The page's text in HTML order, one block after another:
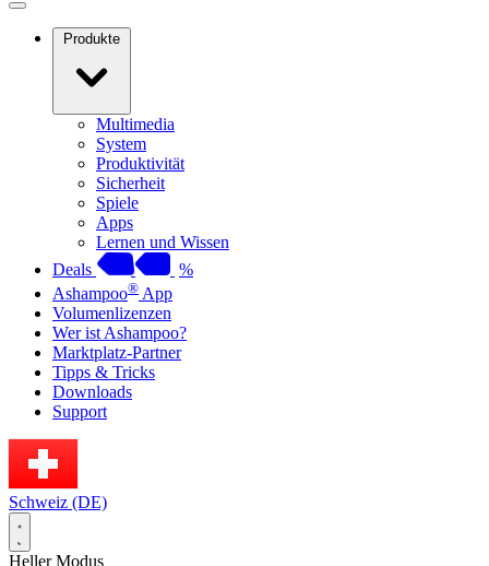
Produkte
Multimedia
System
Produktivität
Sicherheit
Spiele
Apps
Lernen und Wissen
Deals
%
Ashampoo® App
Volumenlizenzen
Wer ist Ashampoo?
Marktplatz-Partner
Tipps & Tricks
Downloads
Support
Schweiz (DE)
Heller Modus